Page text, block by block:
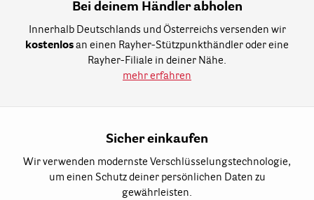
Bei deinem Händler abholen
Innerhalb Deutschlands und Österreichs versenden wir
kostenlos an einen Rayher-Stützpunkthändler oder eine
Rayher-Filiale in deiner Nähe.
mehr erfahren
Sicher einkaufen
Wir verwenden modernste Verschlüsselungstechnologie,
um einen Schutz deiner persönlichen Daten zu
gewährleisten.